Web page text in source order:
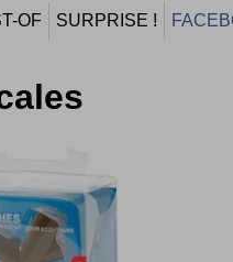
OF SURPRISE !